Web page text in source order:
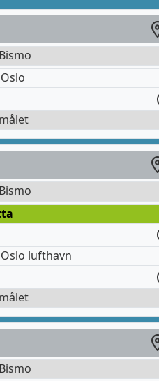
Oslo lufthavn